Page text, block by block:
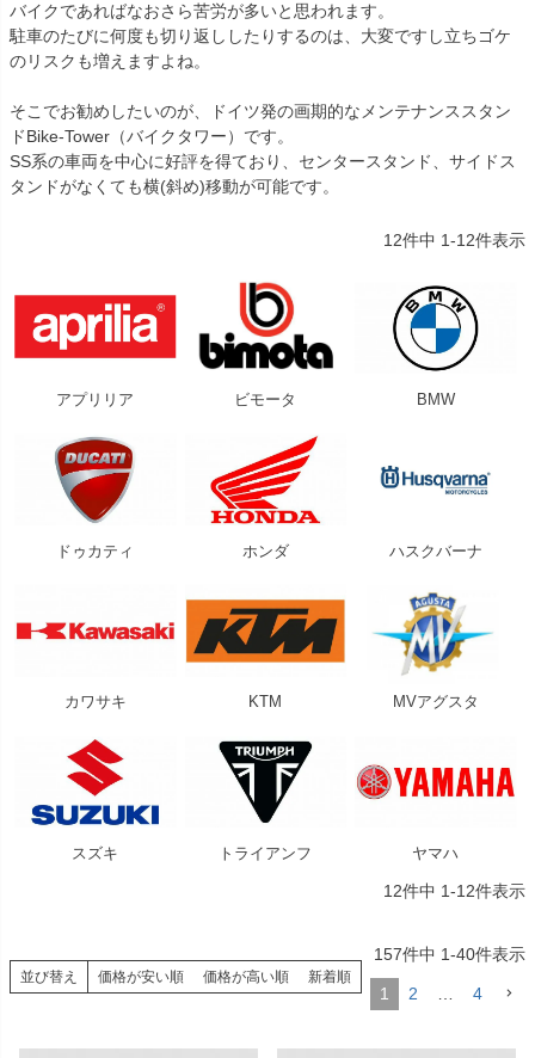
バイクであればなおさら苦労が多いと思われます。
駐車のたびに何度も切り返ししたりするのは、大変ですし立ちゴケ
のリスクも増えますよね。
そこでお勧めしたいのが、ドイツ発の画期的なメンテナンススタン
ドBike-Tower（バイクタワー）です。
SS系の車両を中心に好評を得ており、センタースタンド、サイドス
タンドがなくても横(斜め)移動が可能です。
12件中 1-12件表示
アプリリア ビモータ BMW
ドゥカティ ホンダ ハスクバーナ
カワサキ KTM MVアグスタ
スズキ トライアンフ ヤマハ
12件中 1-12件表示
並び替え 価格が安い順 価格が高い順 新着順
157件中 1-40件表示
1 2 4